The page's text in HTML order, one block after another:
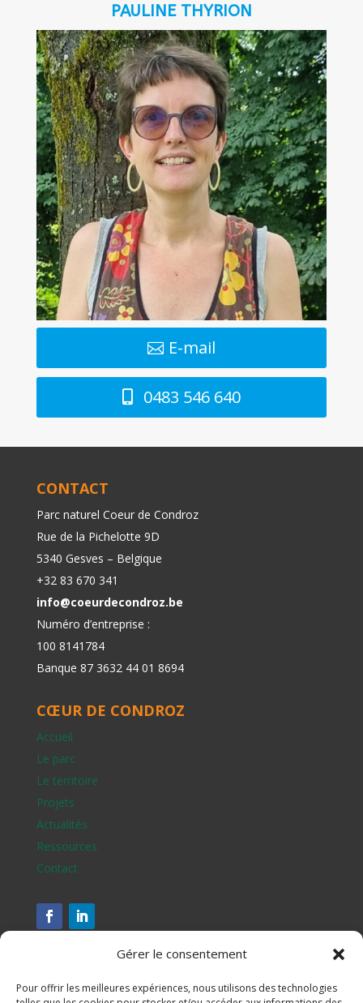
Gérer le consentement
Pour offrir les meilleures expériences, nous utilisons des technologies
PAULINE THYRION
E-mail
0483 546 640
CONTACT
Parc naturel Coeur de Condroz
Rue de la Pichelotte 9D
5340 Gesves – Belgique
+32 83 670 341
info@coeurdecondroz.be
Numéro d’entreprise :
100 8141784
Banque 87 3632 44 01 8694
CŒUR DE CONDROZ
Accueil
Le parc
Le territoire
Projets
Actualités
Ressources
Contact